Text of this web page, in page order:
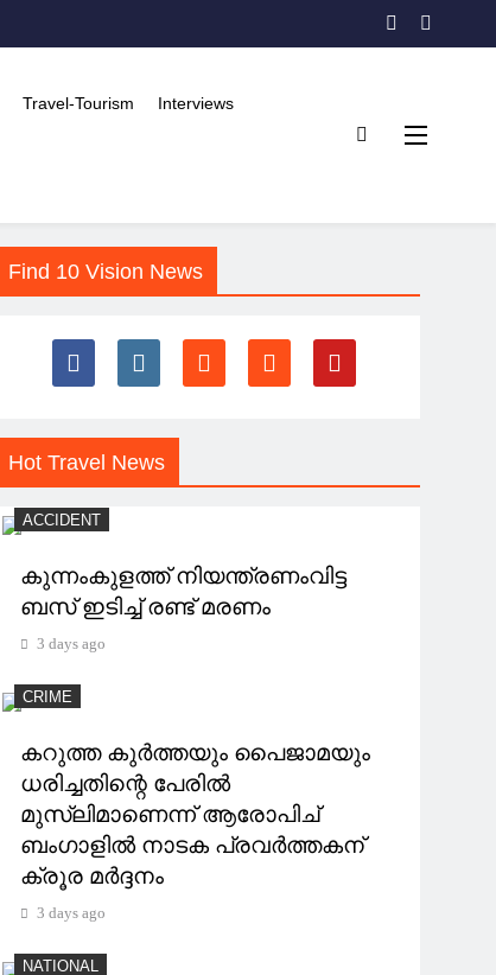
Travel-Tourism Interviews
Find 10 Vision News
Hot Travel News
ACCIDENT
കുന്നംകുളത്ത് നിയന്ത്രണംവിട്ട
ബസ് ഇടിച്ച് രണ്ട് മരണം
3 days ago
CRIME
കറുത്ത കുർത്തയും പൈജാമയും
ധരിച്ചതിന്റെ പേരിൽ
മുസ്‌ലിമാണെന്ന് ആരോപിച്
ബംഗാളിൽ നാടക പ്രവർത്തകന്
ക്രൂര മർദ്ദനം
3 days ago
NATIONAL